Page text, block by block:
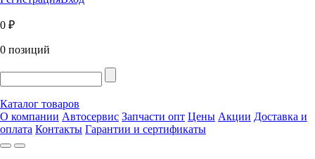
0 ₽
0 позиций
Каталог товаров
О компании Автосервис Запчасти опт Цены Акции Доставка и
оплата Контакты Гарантии и сертификаты